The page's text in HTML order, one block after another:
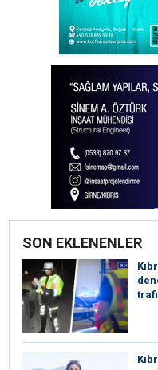
SON EKLENENLER